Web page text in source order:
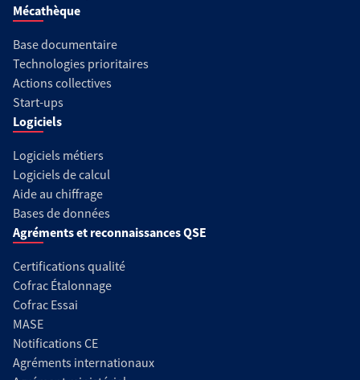
Mécathèque
Base documentaire
Technologies prioritaires
Actions collectives
Start-ups
Logiciels
Logiciels métiers
Logiciels de calcul
Aide au chiffrage
Bases de données
Agréments et reconnaissances QSE
Certifications qualité
Cofrac Étalonnage
Cofrac Essai
MASE
Notifications CE
Agréments internationaux